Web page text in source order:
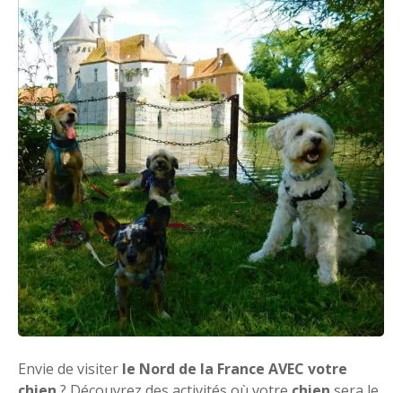
Envie de visiter le Nord de la France AVEC votre